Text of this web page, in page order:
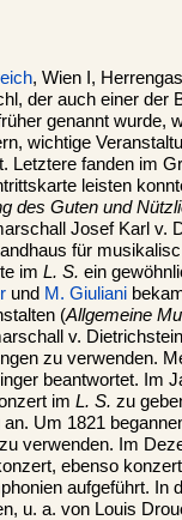
, Wien I,
der auch einer der
genannt wurde,
wichtige
Letztere fanden im
leisten
des Guten und
Josef Karl v.
für
im L. S. ein
und M. Giuliani
(Allgemeine
v.
zu verwenden.
beantwortet. Im
im L. S. zu
an. Um 1821
zu verwenden. Im
ebenso
aufgeführt. In
u. a. von Louis